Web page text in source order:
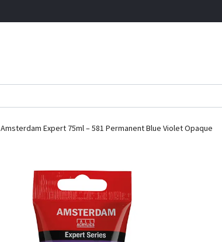
Amsterdam Expert 75ml – 581 Permanent Blue Violet Opaque